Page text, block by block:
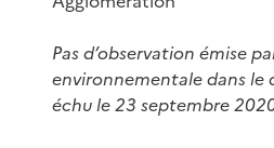
Pas d’observation émise
environnementale dans le
échu le 23 septembre